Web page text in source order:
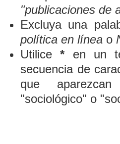
"publicaciones de
Excluya una
política en línea o
Utilice* en un
secuencia de
que
"sociológico" o